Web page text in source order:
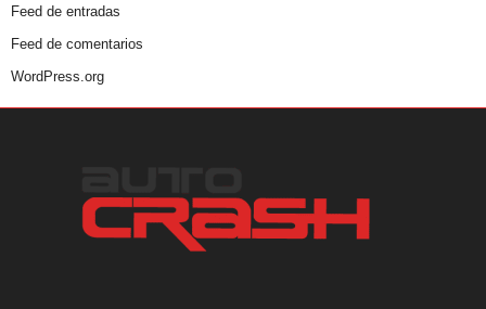
Feed de entradas
Feed de comentarios
WordPress.org